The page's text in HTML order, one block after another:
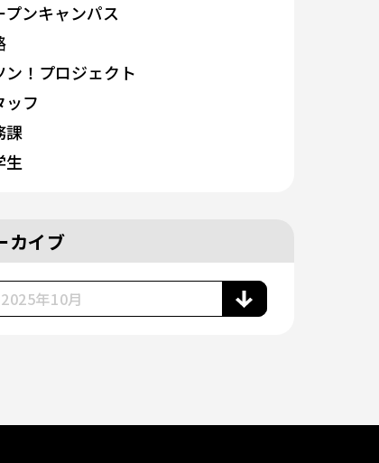
プンキャンパス
ン！プロジェクト
ッフ
課
生
カイブ